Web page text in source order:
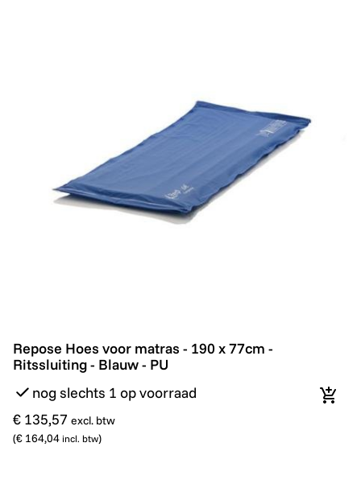
Repose Hoes voor matras - 190 x 77cm - Ritssluiting -
Repose Hoes voor matras - 190 x 77cm -
Ritssluiting - Blauw - PU
nog slechts 1 op voorraad
€ 135,57 excl. btw
(€ 164,04 incl. btw)
In